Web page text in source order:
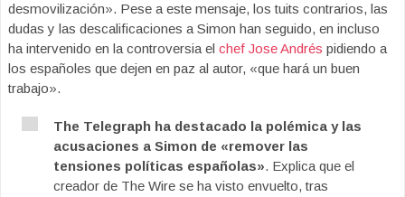
desmovilización». Pese a este mensaje, los tuits contrarios, las
dudas y las descalificaciones a Simon han seguido, en incluso
ha intervenido en la controversia el chef Jose Andrés pidiendo a
los españoles que dejen en paz al autor, «que hará un buen
trabajo».
The Telegraph ha destacado la polémica y las
acusaciones a Simon de «remover las
tensiones políticas españolas». Explica que el
creador de The Wire se ha visto envuelto, tras